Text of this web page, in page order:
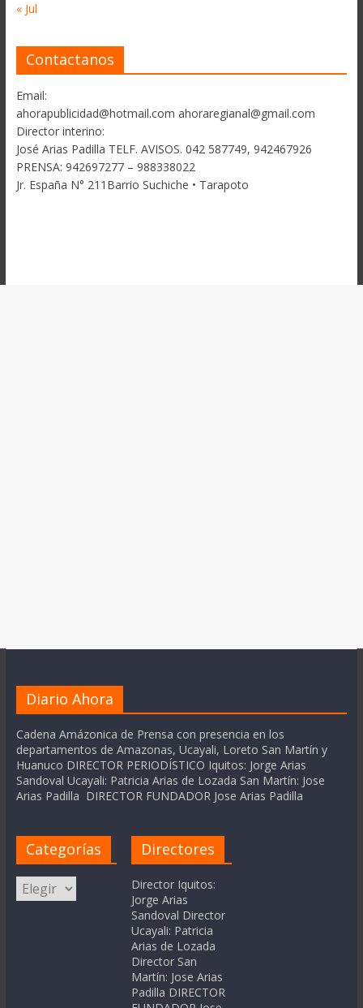
« Jul
Contactanos
Email:
ahorapublicidad@hotmail.com ahoraregianal@gmail.com
Director interino:
José Arias Padilla TELF. AVISOS. 042 587749, 942467926
PRENSA: 942697277 – 988338022
Jr. España N° 211Barrio Suchiche • Tarapoto
Diario Ahora
Cadena Amázonica de Prensa con presencia en los
departamentos de Amazonas, Ucayali, Loreto San Martín y
Huanuco DIRECTOR PERIODÍSTICO Iquitos: Jorge Arias
Sandoval Ucayali: Patricia Arias de Lozada San Martín: Jose
Arias Padilla DIRECTOR FUNDADOR Jose Arias Padilla
Categorías
Categorías
Directores
Director Iquitos:
Jorge Arias
Sandoval Director
Ucayali: Patricia
Arias de Lozada
Director San
Martín: Jose Arias
Padilla DIRECTOR